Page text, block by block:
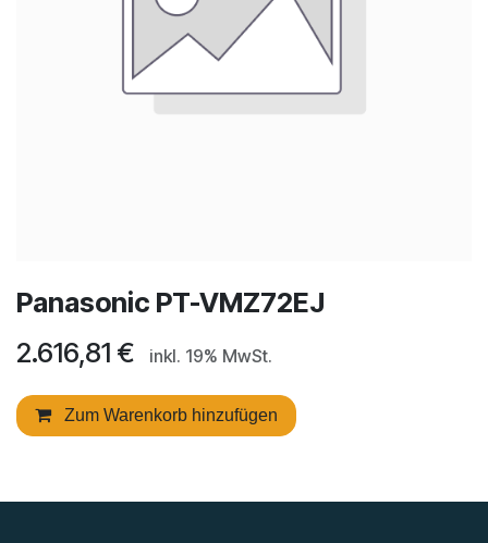
Panasonic PT-VMZ72EJ
2.616,81 € inkl. 19% MwSt.
Zum Warenkorb hinzufügen